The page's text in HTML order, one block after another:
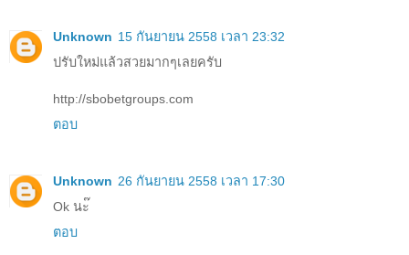
Unknown 15 กันยายน 2558 เวลา 23:32
ปรับใหม่แล้วสวยมากๆเลยครับ
http://sbobetgroups.com
ตอบ
Unknown 26 กันยายน 2558 เวลา 17:30
Ok นะ๊
ตอบ